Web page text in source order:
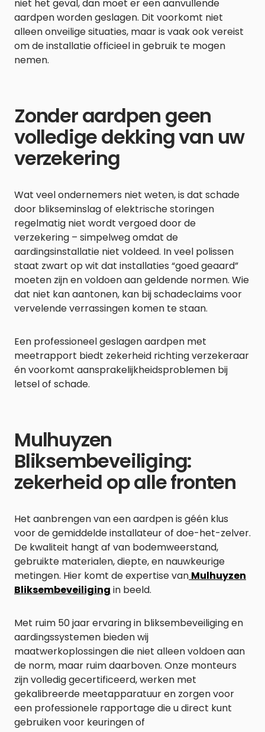
niet het geval, dan moet er een aanvullende
aardpen worden geslagen. Dit voorkomt niet
alleen onveilige situaties, maar is vaak ook vereist
om de installatie officieel in gebruik te mogen
nemen.
Zonder aardpen geen
volledige dekking van uw
verzekering
Wat veel ondernemers niet weten, is dat schade
door blikseminslag of elektrische storingen
regelmatig niet wordt vergoed door de
verzekering – simpelweg omdat de
aardingsinstallatie niet voldeed. In veel polissen
staat zwart op wit dat installaties “goed geaard”
moeten zijn en voldoen aan geldende normen. Wie
dat niet kan aantonen, kan bij schadeclaims voor
vervelende verrassingen komen te staan.
Een professioneel geslagen aardpen met
meetrapport biedt zekerheid richting verzekeraar
én voorkomt aansprakelijkheidsproblemen bij
letsel of schade.
Mulhuyzen
Bliksembeveiliging:
zekerheid op alle fronten
Het aanbrengen van een aardpen is géén klus
voor de gemiddelde installateur of doe-het-zelver.
De kwaliteit hangt af van bodemweerstand,
gebruikte materialen, diepte, en nauwkeurige
metingen. Hier komt de expertise van Mulhuyzen
Bliksembeveiliging in beeld.
Met ruim 50 jaar ervaring in bliksembeveiliging en
aardingssystemen bieden wij
maatwerkoplossingen die niet alleen voldoen aan
de norm, maar ruim daarboven. Onze monteurs
zijn volledig gecertificeerd, werken met
gekalibreerde meetapparatuur en zorgen voor
een professionele rapportage die u direct kunt
gebruiken voor keuringen of